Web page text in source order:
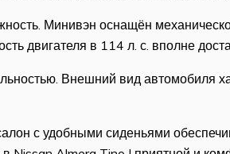
Минивэн оснащён
двигателя в 114 л. с. вполне
Внешний вид автомобиля
с удобными сиденьями